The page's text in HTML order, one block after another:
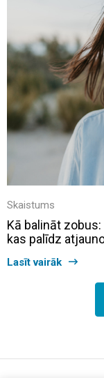
Skaistums
Kā balināt
kas palīdz
Lasīt vairāk